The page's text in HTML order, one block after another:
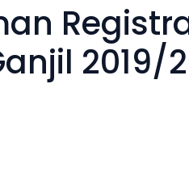
2019/